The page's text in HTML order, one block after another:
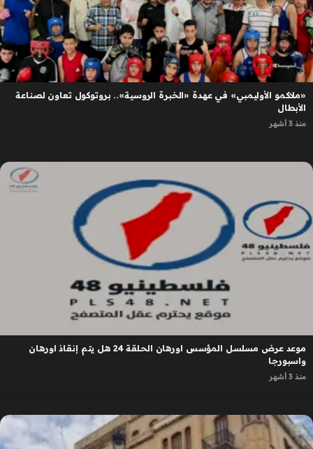
«ملاكمو الأوليمبي» في عهدة «الخبرة الروسية».. بروتوكول تعاون لصناعة
الأبطال
منذ 3 أشهر
موعد عرض مسلسل المؤسس اورهان الحلقة 24 هل يتم إنقاذ اورهان
واسبورجا
منذ 3 أشهر